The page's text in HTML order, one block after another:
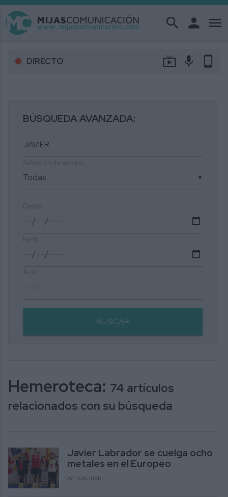
search person menu
DIRECTO live_tv mic phone_android
BÚSQUEDA AVANZADA:
▼
BUSCAR
Hemeroteca: 74 artículos
relacionados con su búsqueda
Javier Labrador se cuelga ocho
metales en el Europeo
ACTUALIDAD